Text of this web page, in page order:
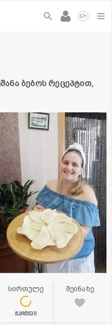
12+
ბებოს რეცეპტით,
სირთულე
მარტივი
შეინახე